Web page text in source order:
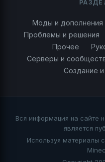
Моды и дополнения
Проблемы и решения
Прочее
Серверы и
Создание
Вся информация на сайте
является
Используя материалы